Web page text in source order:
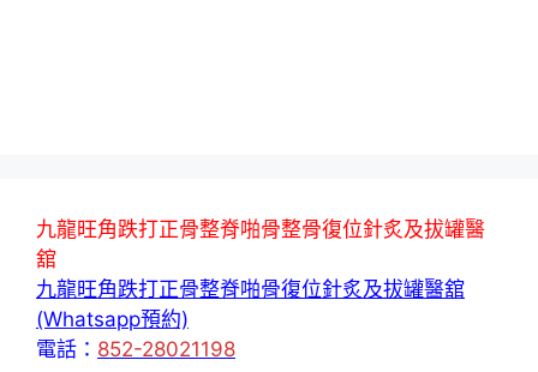
九龍旺角跌打正骨整脊啪骨整骨復位針炙及拔罐醫
舘
九龍旺角跌打正骨整脊啪骨復位針炙及拔罐醫舘
(Whatsapp預約)
電話： 852-28021198